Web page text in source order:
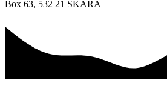
Box 63, 532 21 SKARA